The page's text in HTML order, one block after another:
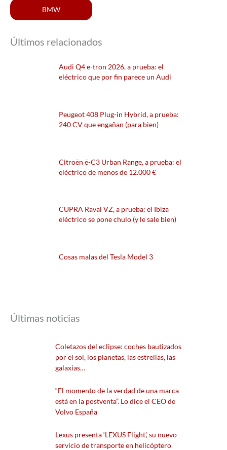
BMW
Últimos relacionados
Audi Q4 e-tron 2026, a prueba: el
eléctrico que por fin parece un Audi
Peugeot 408 Plug-in Hybrid, a prueba:
240 CV que engañan (para bien)
Citroën ë-C3 Urban Range, a prueba: el
eléctrico de menos de 12.000 €
CUPRA Raval VZ, a prueba: el Ibiza
eléctrico se pone chulo (y le sale bien)
Cosas malas del Tesla Model 3
Últimas noticias
Coletazos del eclipse: coches bautizados
por el sol, los planetas, las estrellas, las
galaxias…
“El momento de la verdad de una marca
está en la postventa”. Lo dice el CEO de
Volvo España
Lexus presenta ‘LEXUS Flight’, su nuevo
servicio de transporte en helicóptero